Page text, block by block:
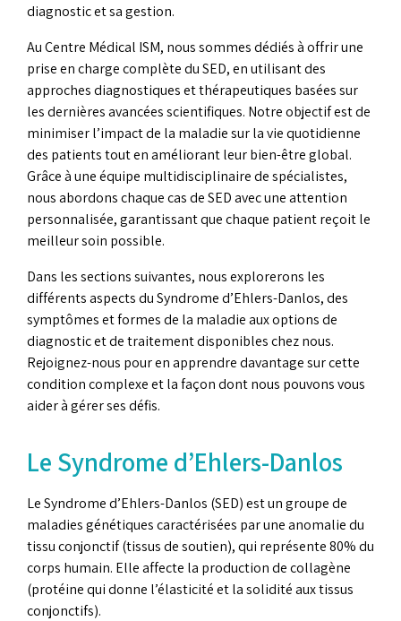
diagnostic et sa gestion.
Au Centre Médical ISM, nous sommes dédiés à offrir une
prise en charge complète du SED, en utilisant des
approches diagnostiques et thérapeutiques basées sur
les dernières avancées scientifiques. Notre objectif est de
minimiser l’impact de la maladie sur la vie quotidienne
des patients tout en améliorant leur bien-être global.
Grâce à une équipe multidisciplinaire de spécialistes,
nous abordons chaque cas de SED avec une attention
personnalisée, garantissant que chaque patient reçoit le
meilleur soin possible.
Dans les sections suivantes, nous explorerons les
différents aspects du Syndrome d’Ehlers-Danlos, des
symptômes et formes de la maladie aux options de
diagnostic et de traitement disponibles chez nous.
Rejoignez-nous pour en apprendre davantage sur cette
condition complexe et la façon dont nous pouvons vous
aider à gérer ses défis.
Le Syndrome d’Ehlers-Danlos
Le Syndrome d’Ehlers-Danlos (SED) est un groupe de
maladies génétiques caractérisées par une anomalie du
tissu conjonctif (tissus de soutien), qui représente 80% du
corps humain. Elle affecte la production de collagène
(protéine qui donne l’élasticité et la solidité aux tissus
conjonctifs).